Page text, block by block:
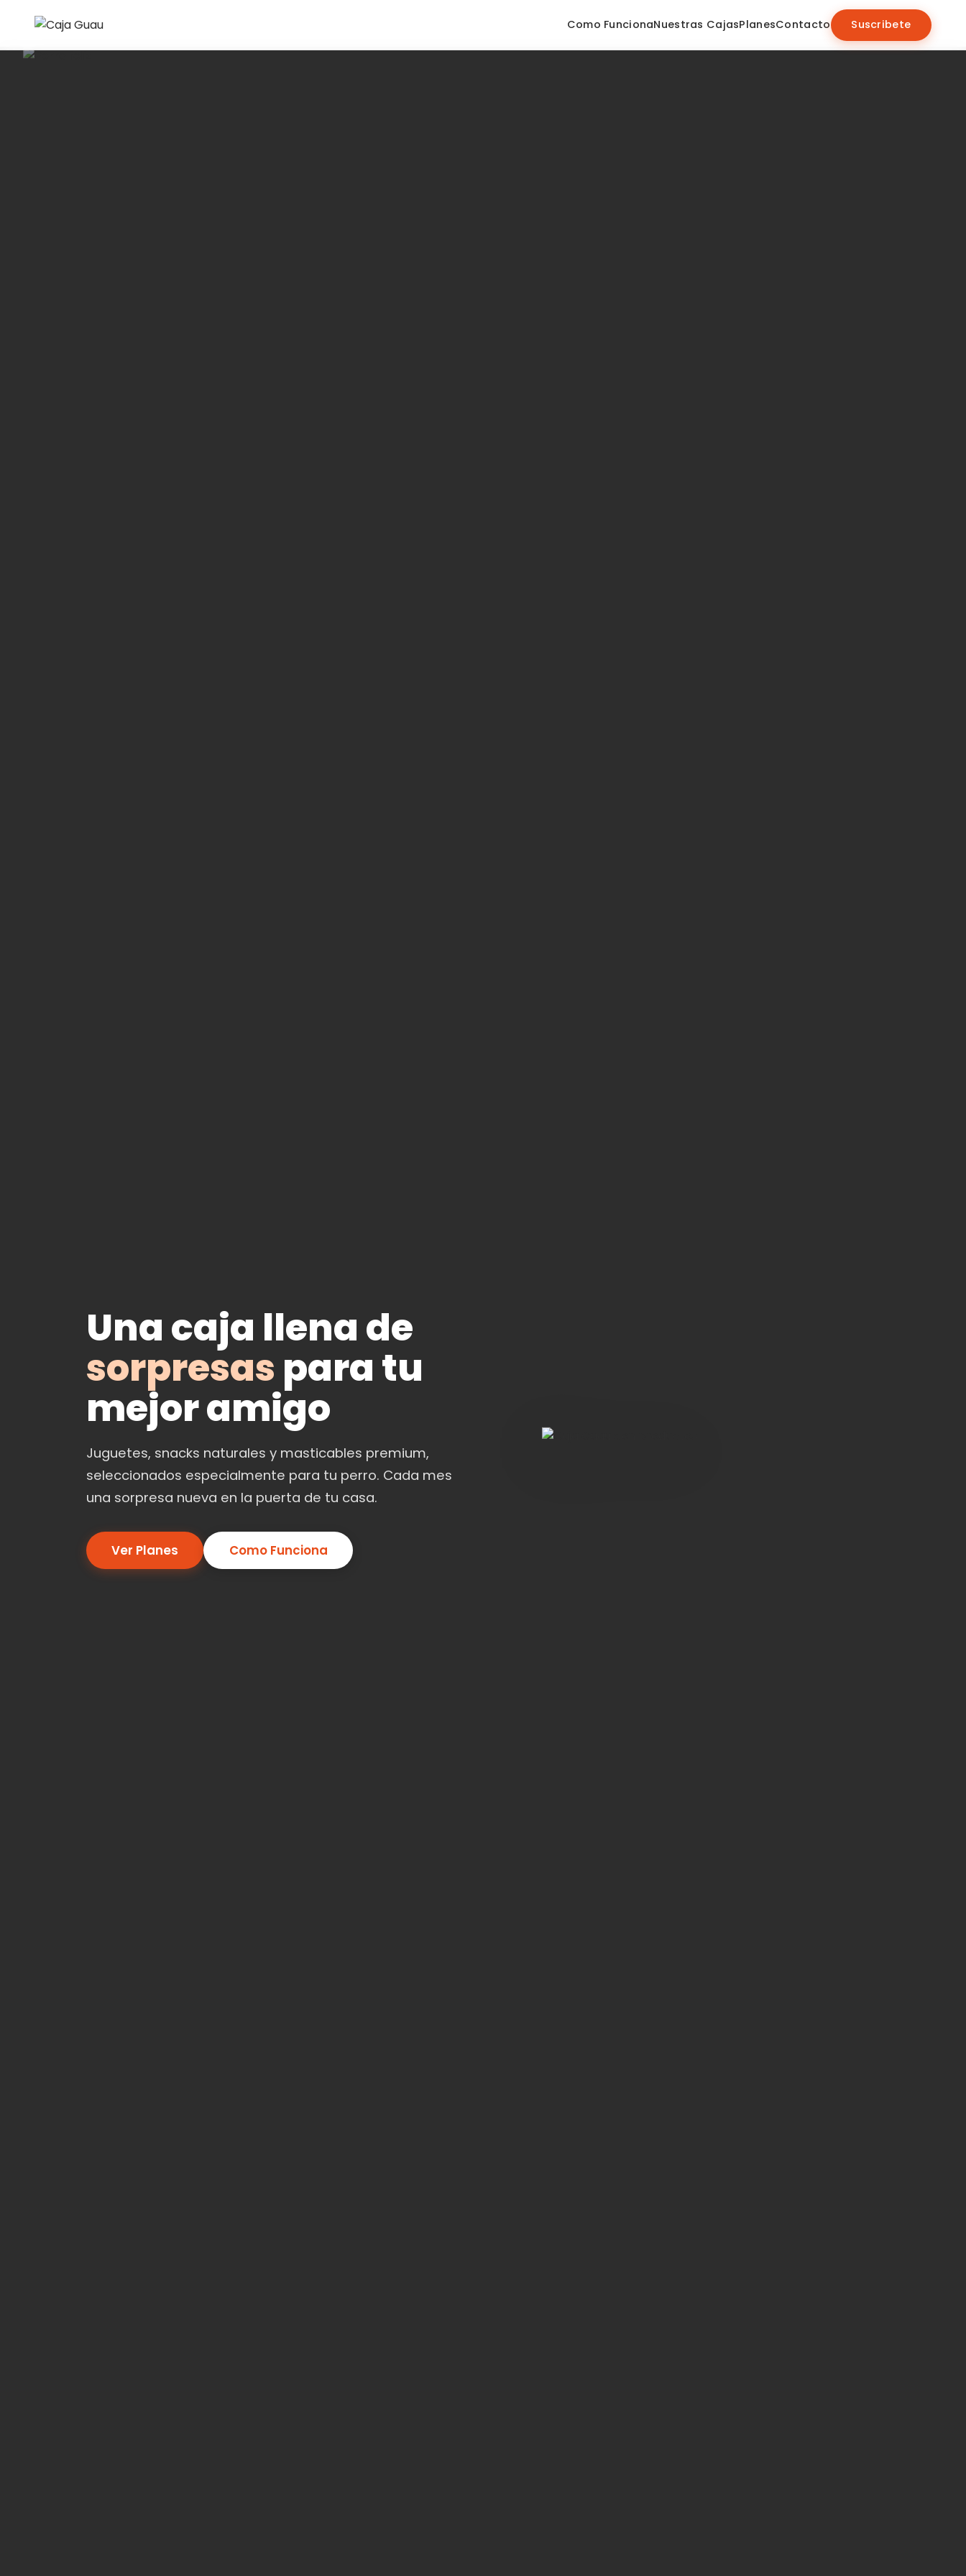
Como FuncionaNuestras CajasPlanesContacto Suscribete
Una caja llena de
sorpresas para tu
mejor amigo
Juguetes, snacks naturales y masticables premium,
seleccionados especialmente para tu perro. Cada mes
una sorpresa nueva en la puerta de tu casa.
Ver Planes Como Funciona